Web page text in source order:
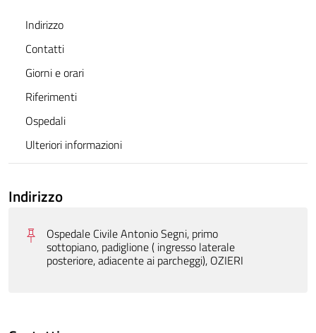
Indirizzo
Contatti
Giorni e orari
Riferimenti
Ospedali
Ulteriori informazioni
Indirizzo
Ospedale Civile Antonio Segni, primo
sottopiano, padiglione ( ingresso laterale
posteriore, adiacente ai parcheggi), OZIERI